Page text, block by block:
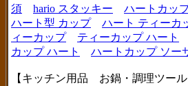
須 hario スタッキー
ハートカッ
ハート型 カップ
ハート ティーカ
ィーカップ
ティーカップ ハート
カップ ハート
ハートカップ ソー
【キッチン用品 お鍋・調理ツール